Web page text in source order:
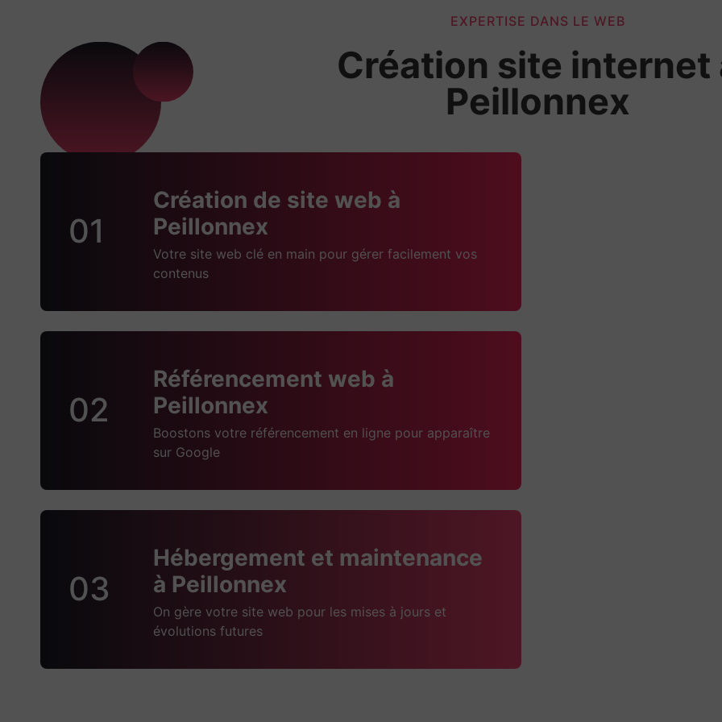
EXPERTISE DANS LE WEB
Création site internet
Peillonnex
01
Création de site web à
Peillonnex
Votre site web clé en main pour gérer facilement vos
contenus
02
Référencement web à
Peillonnex
Boostons votre référencement en ligne pour apparaître
sur Google
03
Hébergement et maintenance
à Peillonnex
On gère votre site web pour les mises à jours et
évolutions futures